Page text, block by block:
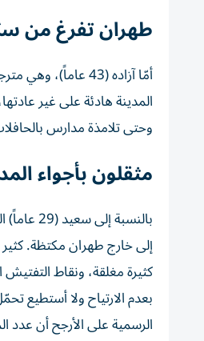
طهران تفرغ من
أمّا آزاده (43
وحتى تلامذة مدارس
مثقلون بأجواء
إلى خارج طهران مكتظة. كثير
كثيرة مغلقة، ونقاط
بعدم الارتياح ولا أستطيع
الرسمية على الأرجح أن عدد